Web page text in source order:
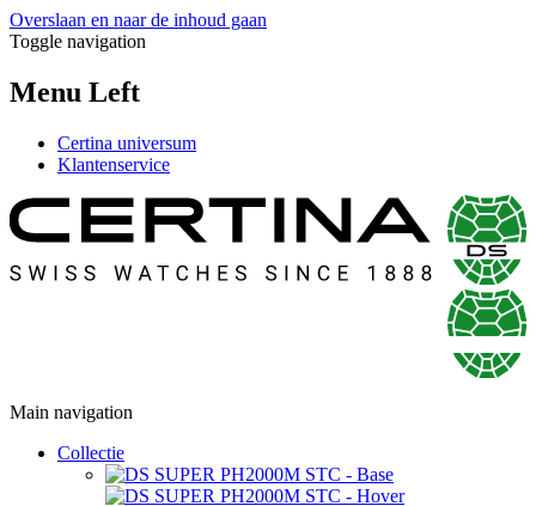
Overslaan en naar de inhoud gaan
Toggle navigation
Menu Left
Certina universum
Klantenservice
Main navigation
Collectie